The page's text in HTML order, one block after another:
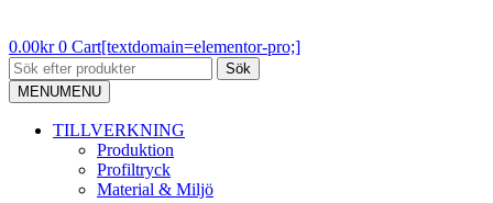
0.00kr 0 Cart[textdomain=elementor-pro;]
Sök
MENUMENU
TILLVERKNING
Produktion
Profiltryck
Material & Miljö